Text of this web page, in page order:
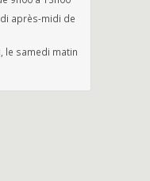
après-midi de
le samedi matin